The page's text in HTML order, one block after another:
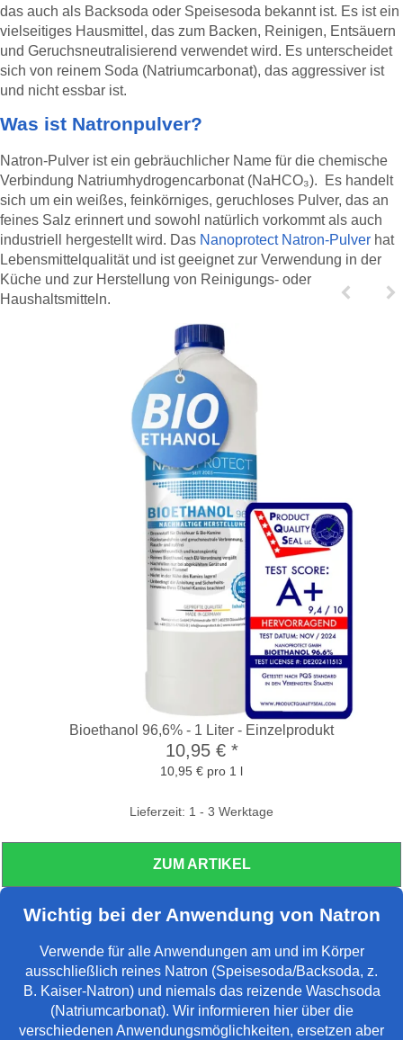
das auch als Backsoda oder Speisesoda bekannt ist. Es ist ein
vielseitiges Hausmittel, das zum Backen, Reinigen, Entsäuern
und Geruchsneutralisierend verwendet wird. Es unterscheidet
sich von reinem Soda (Natriumcarbonat), das aggressiver ist
und nicht essbar ist.
Was ist Natronpulver?
Natron-Pulver ist ein gebräuchlicher Name für die chemische
Verbindung Natriumhydrogencarbonat (NaHCO₃). Es handelt
sich um ein weißes, feinkörniges, geruchloses Pulver, das an
feines Salz erinnert und sowohl natürlich vorkommt als auch
industriell hergestellt wird. Das Nanoprotect Natron-Pulver hat
Lebensmittelqualität und ist geeignet zur Verwendung in der
Küche und zur Herstellung von Reinigungs- oder
Haushaltsmitteln.
Bioethanol 96,6% - 1 Liter - Einzelprodukt
10,95 € *
10,95 € pro 1 l
Lieferzeit: 1 - 3 Werktage
ZUM ARTIKEL
Wichtig bei der Anwendung von Natron
Verwende für alle Anwendungen am und im Körper
ausschließlich reines Natron (Speisesoda/Backsoda, z.
B. Kaiser-Natron) und niemals das reizende Waschsoda
(Natriumcarbonat). Wir informieren hier über die
verschiedenen Anwendungsmöglichkeiten, ersetzen aber